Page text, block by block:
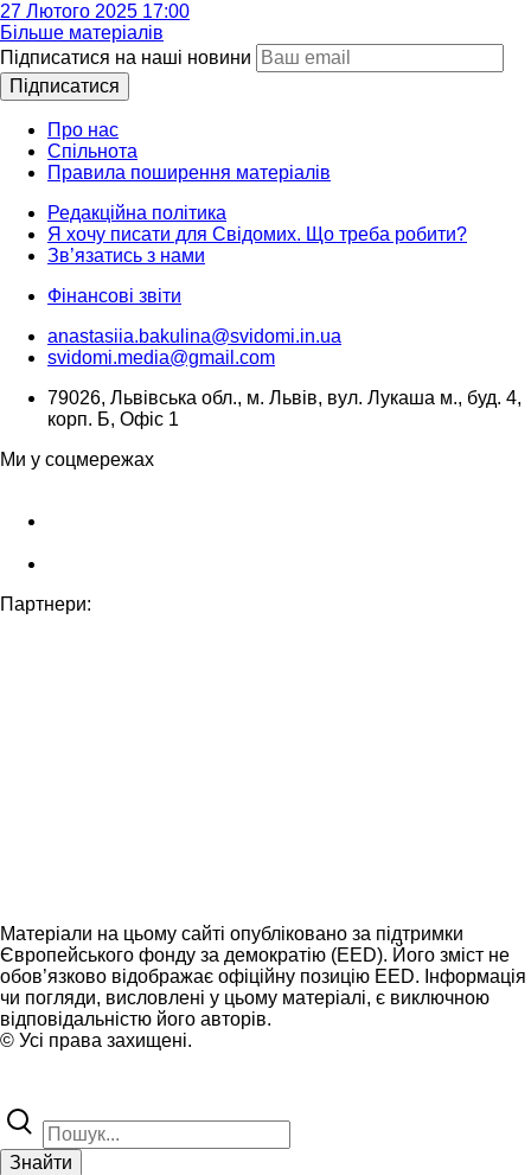
27 Лютого 2025 17:00
Більше матеріалів
Підписатися на наші новини
Підписатися
Про нас
Спільнота
Правила поширення матеріалів
Редакційна політика
Я хочу писати для Свідомих. Що треба робити?
Зв’язатись з нами
Фінансові звіти
anastasiia.bakulina@svidomi.in.ua
svidomi.media@gmail.com
79026, Львівська обл., м. Львів, вул. Лукаша м., буд. 4,
корп. Б, Офіс 1
Ми у соцмережах
Партнери:
Матеріали на цьому сайті опубліковано за підтримки
Європейського фонду за демократію (EED). Його зміст не
обов’язково відображає офіційну позицію EED. Інформація
чи погляди, висловлені у цьому матеріалі, є виключною
відповідальністю його авторів.
© Усі права захищені.
Знайти